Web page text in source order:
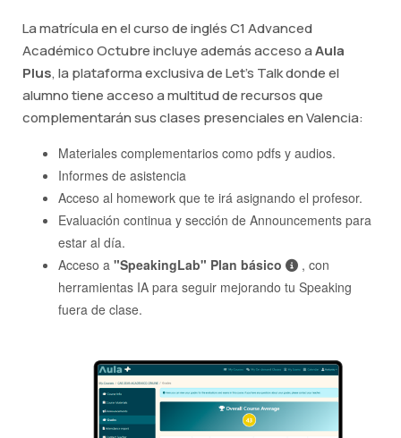
La matrícula en el curso de inglés C1 Advanced
Académico Octubre incluye además acceso aAula
Plus, la plataforma exclusiva de Let's Talk donde el
alumno tiene acceso a multitud de recursos que
complementarán sus clases presenciales en Valencia:
Materiales complementarios como pdfs y audios.
Informes de asistencia
Acceso al homework que te irá asignando el profesor.
Evaluación continua y sección de Announcements para
estar al día.
Acceso a "SpeakingLab" Plan básico
, con
herramientas IA para seguir mejorando tu Speaking
fuera de clase.